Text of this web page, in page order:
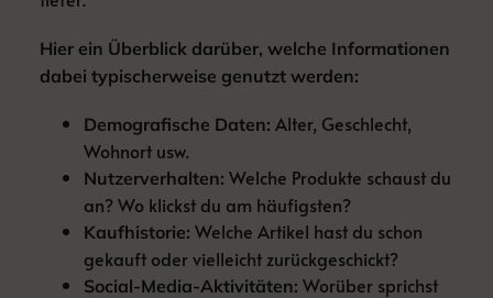
Hier ein Überblick darüber, welche Informationen
dabei typischerweise genutzt werden:
Demografische Daten: Alter, Geschlecht,
Wohnort usw.
Nutzerverhalten: Welche Produkte schaust du
an? Wo klickst du am häufigsten?
Kaufhistorie: Welche Artikel hast du schon
gekauft oder vielleicht zurückgeschickt?
Social-Media-Aktivitäten: Worüber sprichst